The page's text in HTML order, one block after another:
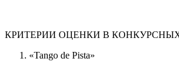
КРИТЕРИИ ОЦЕНКИ В
«Tango de Pista»